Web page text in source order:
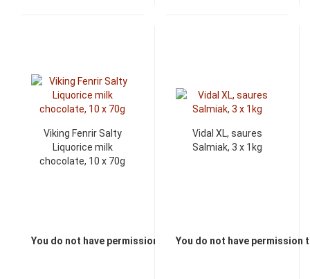
Viking Fenrir Salty
Liquorice milk
chocolate, 10 x 70g
You do not have permission to view the prices
Vidal XL, saures
Salmiak, 3 x 1kg
You do not have permission